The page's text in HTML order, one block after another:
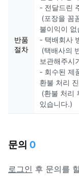
반품
절차
- 전달드린
(포장을 꼼
불이익이 없
- 택배회사
(택배사의
보관해주시
- 회수된 제
환불 처리
(환불 처리
있습니다.)
문의 0
로그인 후 문의를